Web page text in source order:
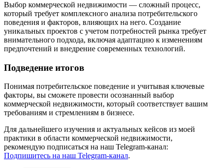
Выбор коммерческой недвижимости — сложный процесс,
который требует комплексного анализа потребительского
поведения и факторов, влияющих на него. Создание
уникальных проектов с учетом потребностей рынка требует
внимательного подхода, включая адаптацию к изменениям
предпочтений и внедрение современных технологий.
Подведение итогов
Понимая потребительское поведение и учитывая ключевые
факторы, вы сможете провести осознанный выбор
коммерческой недвижимости, который соответствует вашим
требованиям и стремлениям в бизнесе.
Для дальнейшего изучения и актуальных кейсов из моей
практики в области коммерческой недвижимости,
рекомендую подписаться на наш Telegram-канал:
Подпишитесь на наш Telegram-канал.